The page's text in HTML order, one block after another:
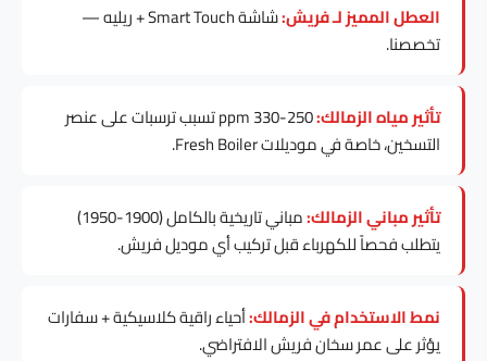
العطل المميز لـ فريش:
شاشة Smart Touch + ريليه —
تخصصنا.
تأثير مياه الزمالك:
250-330 ppm تسبب ترسبات على عنصر
التسخين، خاصة في موديلات Fresh Boiler.
تأثير مباني الزمالك:
مباني تاريخية بالكامل (1900-1950)
يتطلب فحصاً للكهرباء قبل تركيب أي موديل فريش.
نمط الاستخدام في الزمالك:أحياء راقية كلاسيكية + سفارات
يؤثر على عمر سخان فريش الافتراضي.